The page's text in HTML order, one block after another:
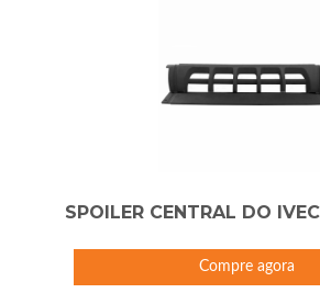
SPOILER CENTRAL DO
Compre agora